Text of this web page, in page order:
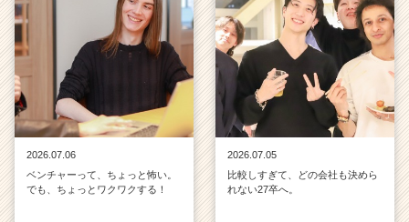
2026.07.06
ベンチャーって、ちょっと怖い。
でも、ちょっとワクワクする！
2026.07.05
比較しすぎて、どの会社も決めら
れない27卒へ。